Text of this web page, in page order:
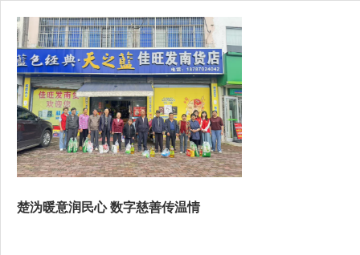
楚沩暖意润民心 数字慈善传温情